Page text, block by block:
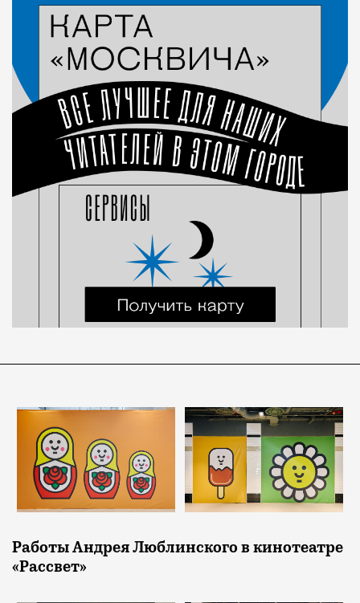
Работы Андрея Люблинского в кинотеатре
«Рассвет»